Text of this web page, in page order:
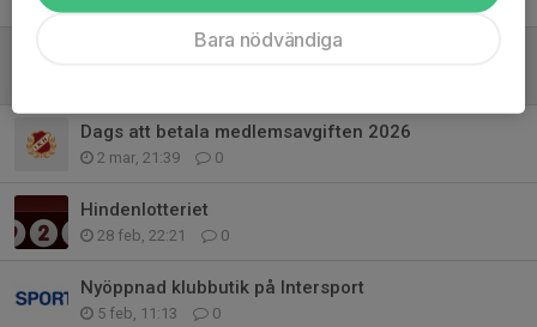
Dags att betala medlemsavgiften 2026
2 mar, 21:39 0
Hindenlotteriet
28 feb, 22:21 0
Nyöppnad klubbutik på Intersport
5 feb, 11:13 0
Bara nödvändiga